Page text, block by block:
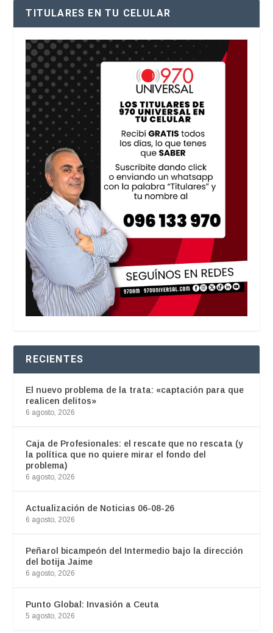
TITULARES EN TU CELULAR
RECIENTES
El nuevo problema de la trata: «captación para que
realicen delitos»
6 agosto, 2026
Caja de Profesionales: el rescate que no rescata (y
la política que no quiere mirar el fondo del
problema)
6 agosto, 2026
Actualización de Noticias 06-08-26
6 agosto, 2026
Peñarol bicampeón del Intermedio bajo la dirección
del botija Jaime
6 agosto, 2026
Punto Global: Invasión a Ceuta
5 agosto, 2026